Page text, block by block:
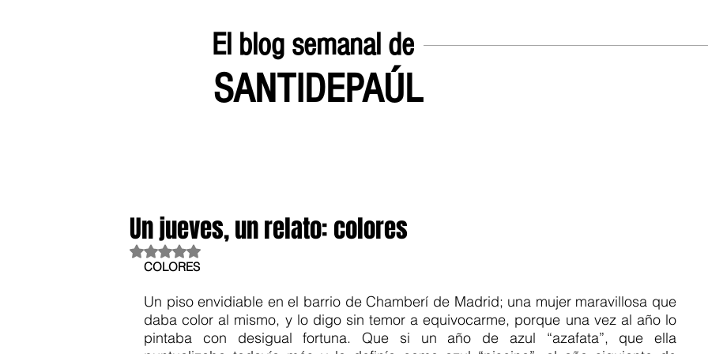
El blog semanal de
SANTIDEPAÚL
Un jueves, un relato: colores
Obtuvo NaN de 5 estrellas.
COLORES
Un piso envidiable en el barrio de Chamberí de Madrid; una mujer maravillosa que
daba color al mismo, y lo digo sin temor a equivocarme, porque una vez al año lo
pintaba con desigual fortuna. Que si un año de azul “azafata”, que ella